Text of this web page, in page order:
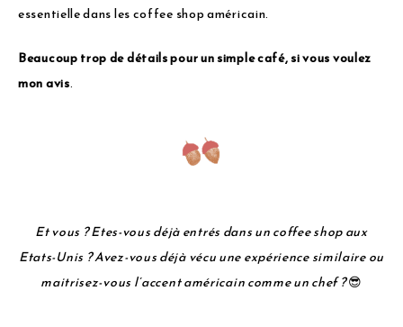
essentielle dans les coffee shop américain.
Beaucoup trop de détails pour un simple café, si vous voulez
mon avis.
Et vous ? Etes-vous déjà entrés dans un coffee shop aux
Etats-Unis ? Avez-vous déjà vécu une expérience similaire ou
maitrisez-vous l’accent américain comme un chef ?😎